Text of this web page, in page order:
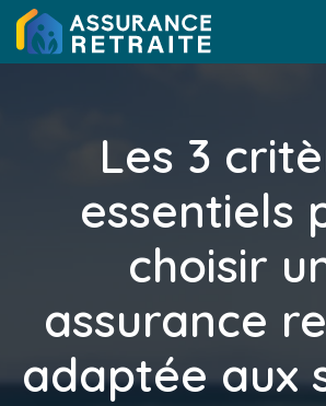
Les 3
essentiels
choisir
assurance
adaptée aux